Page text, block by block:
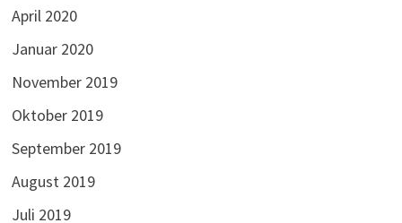
April 2020
Januar 2020
November 2019
Oktober 2019
September 2019
August 2019
Juli 2019